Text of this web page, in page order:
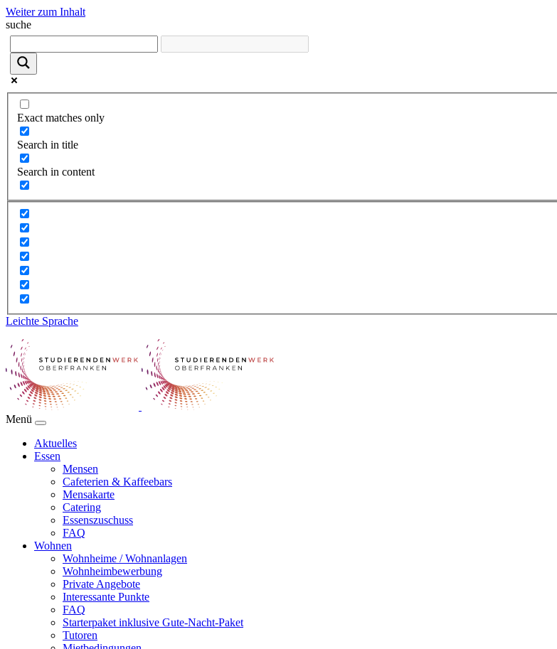
Weiter zum Inhalt
suche
Exact matches only
Search in title
Search in content
Leichte Sprache
Menü
Aktuelles
Essen
Mensen
Cafeterien & Kaffeebars
Mensakarte
Catering
Essenszuschuss
FAQ
Wohnen
Wohnheime / Wohnanlagen
Wohnheimbewerbung
Private Angebote
Interessante Punkte
FAQ
Starterpaket inklusive Gute-Nacht-Paket
Tutoren